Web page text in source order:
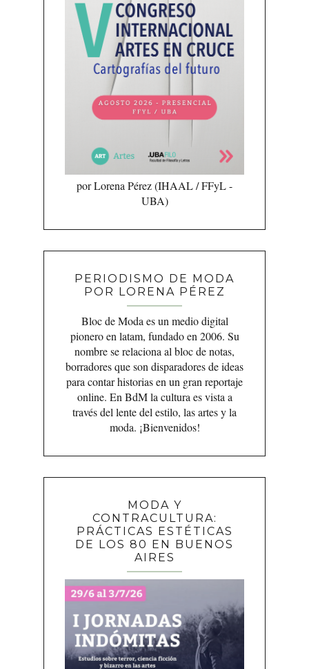
por Lorena Pérez (IHAAL / FFyL -
UBA)
PERIODISMO DE MODA
POR LORENA PÉREZ
Bloc de Moda es un medio digital
pionero en latam, fundado en 2006. Su
nombre se relaciona al bloc de notas,
borradores que son disparadores de ideas
para contar historias en un gran reportaje
online. En BdM la cultura es vista a
través del lente del estilo, las artes y la
moda. ¡Bienvenidos!
MODA Y
CONTRACULTURA:
PRÁCTICAS ESTÉTICAS
DE LOS 80 EN BUENOS
AIRES